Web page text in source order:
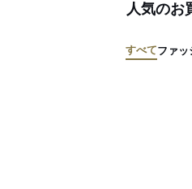
人気のお
すべてファッ